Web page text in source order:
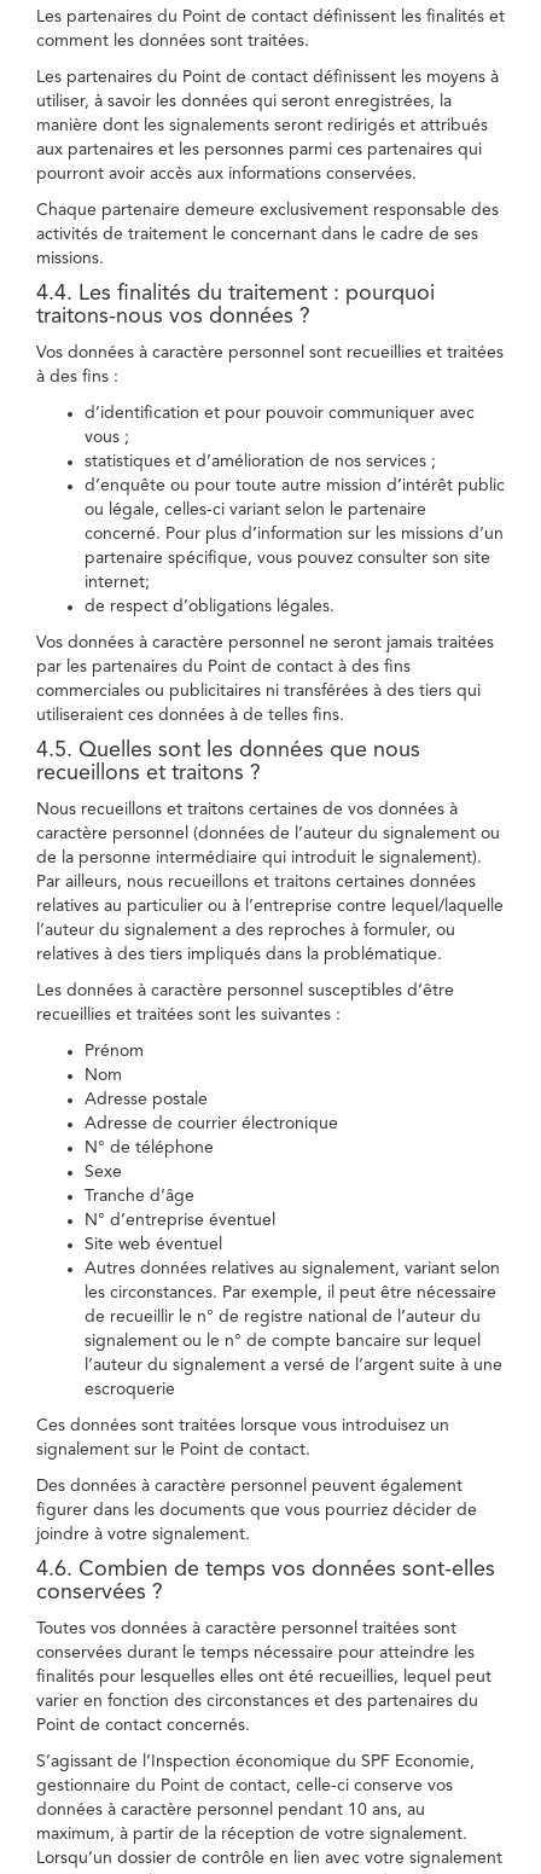
Les partenaires du Point de contact définissent les finalités et
comment les données sont traitées.
Les partenaires du Point de contact définissent les moyens à
utiliser, à savoir les données qui seront enregistrées, la
manière dont les signalements seront redirigés et attribués
aux partenaires et les personnes parmi ces partenaires qui
pourront avoir accès aux informations conservées.
Chaque partenaire demeure exclusivement responsable des
activités de traitement le concernant dans le cadre de ses
missions.
4.4. Les finalités du traitement : pourquoi
traitons-nous vos données ?
Vos données à caractère personnel sont recueillies et traitées
à des fins :
d’identification et pour pouvoir communiquer avec
vous ;
statistiques et d’amélioration de nos services ;
d’enquête ou pour toute autre mission d’intérêt public
ou légale, celles-ci variant selon le partenaire
concerné. Pour plus d’information sur les missions d’un
partenaire spécifique, vous pouvez consulter son site
internet;
de respect d’obligations légales.
Vos données à caractère personnel ne seront jamais traitées
par les partenaires du Point de contact à des fins
commerciales ou publicitaires ni transférées à des tiers qui
utiliseraient ces données à de telles fins.
4.5. Quelles sont les données que nous
recueillons et traitons ?
Nous recueillons et traitons certaines de vos données à
caractère personnel (données de l’auteur du signalement ou
de la personne intermédiaire qui introduit le signalement).
Par ailleurs, nous recueillons et traitons certaines données
relatives au particulier ou à l’entreprise contre lequel/laquelle
l’auteur du signalement a des reproches à formuler, ou
relatives à des tiers impliqués dans la problématique.
Les données à caractère personnel susceptibles d’être
recueillies et traitées sont les suivantes :
Prénom
Nom
Adresse postale
Adresse de courrier électronique
N° de téléphone
Sexe
Tranche d’âge
N° d’entreprise éventuel
Site web éventuel
Autres données relatives au signalement, variant selon
les circonstances. Par exemple, il peut être nécessaire
de recueillir le n° de registre national de l’auteur du
signalement ou le n° de compte bancaire sur lequel
l’auteur du signalement a versé de l’argent suite à une
escroquerie
Ces données sont traitées lorsque vous introduisez un
signalement sur le Point de contact.
Des données à caractère personnel peuvent également
figurer dans les documents que vous pourriez décider de
joindre à votre signalement.
4.6. Combien de temps vos données sont-elles
conservées ?
Toutes vos données à caractère personnel traitées sont
conservées durant le temps nécessaire pour atteindre les
finalités pour lesquelles elles ont été recueillies, lequel peut
varier en fonction des circonstances et des partenaires du
Point de contact concernés.
S’agissant de l’Inspection économique du SPF Economie,
gestionnaire du Point de contact, celle-ci conserve vos
données à caractère personnel pendant 10 ans, au
maximum, à partir de la réception de votre signalement.
Lorsqu’un dossier de contrôle en lien avec votre signalement